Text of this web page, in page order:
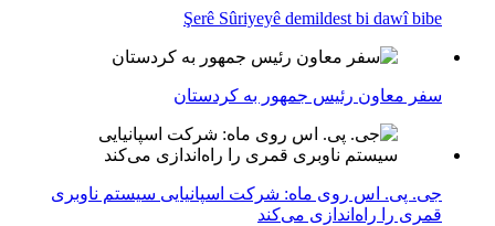
Şerê Sûriyeyê demildest bi dawî bibe
سفر معاون رئیس جمهور به کردستان
جی. پی. اس روی ماه: شرکت اسپانیایی سیستم ناوبری
قمری را راه‌اندازی می‌کند